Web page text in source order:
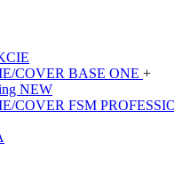
COVER BASE ONE +
NEW
COVER FSM